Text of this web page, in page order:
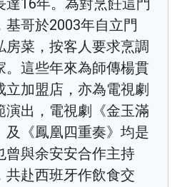
16年。為對烹飪這門
哥於2003年自立門
房菜，按客人要求烹調
。這些年來為師傳楊貫
加盟店，亦為電視劇
演出，電視劇《金玉滿
及《鳳凰四重奏》均是
曾與余安安合作主持
共赴西班牙作飲食交